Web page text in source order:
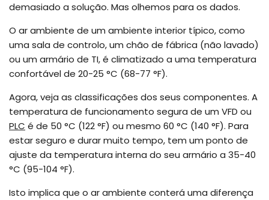
demasiado a solução. Mas olhemos para os dados.
O ar ambiente de um ambiente interior típico, como
uma sala de controlo, um chão de fábrica (não lavado)
ou um armário de TI, é climatizado a uma temperatura
confortável de 20-25 °C (68-77 °F).
Agora, veja as classificações dos seus componentes. A
temperatura de funcionamento segura de um VFD ou
PLC é de 50 °C (122 °F) ou mesmo 60 °C (140 °F). Para
estar seguro e durar muito tempo, tem um ponto de
ajuste da temperatura interna do seu armário a 35-40
°C (95-104 °F).
Isto implica que o ar ambiente conterá uma diferença